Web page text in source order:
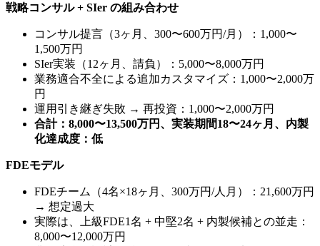
戦略コンサル + SIer の組み合わせ
コンサル提言​（3ヶ月、​300〜600万円/月）​：1,000〜
1,500万円
SIer実装​（12ヶ月、​請負）​：5,000〜8,000万円
業務適合不全に​よる​追加カスタマイズ：1,000〜2,000万
円
運用引き継ぎ失敗 → 再投資：1,000〜2,000万円
合計：8,000〜13,500万円、実装期間18〜24ヶ月、内製
化達成度：低
FDEモデル
FDEチーム​（4名×18ヶ月、​300万円/人​月）​：21,600万円
→ 想定過大
実際は、​上級FDE1名 + 中堅2名 + 内製候補との​並走：
8,000〜12,000万円